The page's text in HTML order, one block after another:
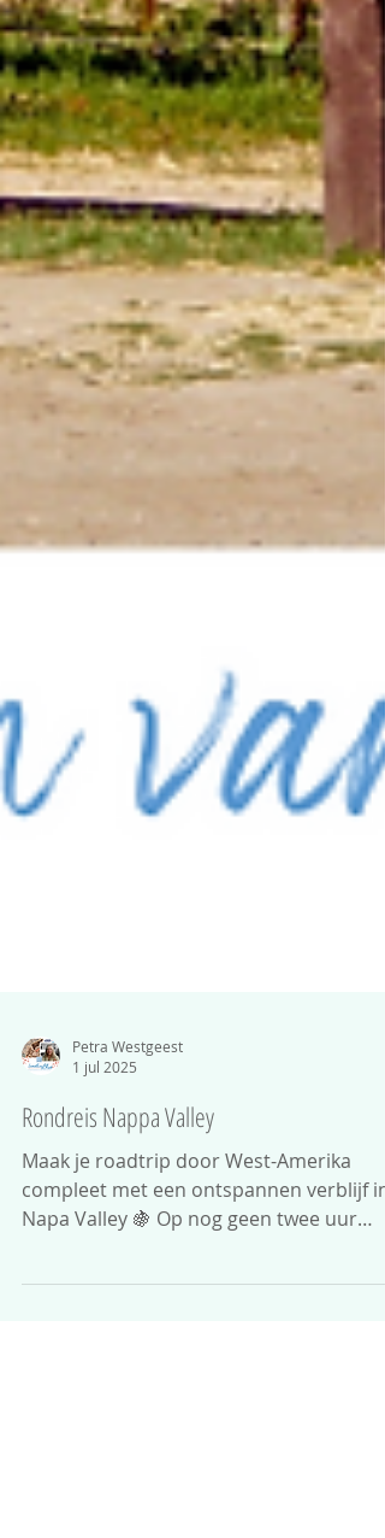
Petra Westgeest
1 jul 2025
Rondreis Nappa Valley
Maak je roadtrip door West-Amerika
Napa Valley 🍇 Op nog geen twee uur